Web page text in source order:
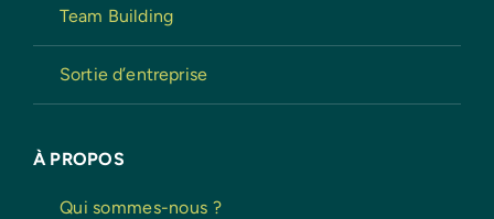
Team Building
Sortie d’entreprise
À PROPOS
Qui sommes-nous ?